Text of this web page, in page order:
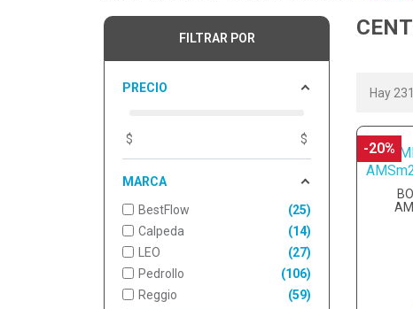
FILTRAR POR
PRECIO
$ $
MARCA
BestFlow
25
Calpeda
14
LEO
27
Pedrollo
106
Reggio
59
Hay
-20%